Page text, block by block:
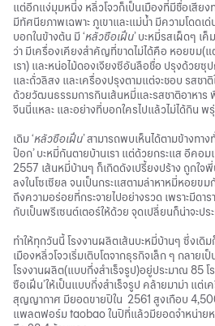
แต่อีกแง่มุมหนึ่ง หลิ่วโจวก็เป็นเมืองที่มีชื่อเสีย
มีทัศนียภาพเฉพาะ ภูเขาและแม่น้ำ มีความโดดเ
บอกในข้างต้น มี ‘หลัวซือเฝิ่น’ บะหมี่รสเผ็ดๆ เ
ว่า มีเครื่องเคียงสำคัญที่ขาดไม่ได้คือ หอยขม(
เรา) และหน่อไม้ดองเจียงซีอันลือชื่อ ปรุงด้วยซุ
และถั่วลิสง และเครื่องปรุงตามแต่จะชอบ รสชา
ด้วยวัฒนธรรมการกินเส้นหมี่และรสชาติอาหาร
จีนนี่แหละ และอย่างที่บอกใครไปแล้วไม่ได้กิน พ
เดิม ‘หลัวซือเฝิ่น’ สามารถพบเห็นได้ตามข้างทา
ป๊อก’ บะหมี่กันตายบ้านเรา แต่ด้วยกระแส อีคอม
2557 เส้นหมี่บ้านๆ ก็เกิดดังเปรี้ยงปร้าง ถูกใจ
ลงในโซเซียล จนเป็นกระแสตามล่าหาหมี่หอยข
ถึงความอร่อยที่กระจายไปอย่างรวด เพราะมีด
กับเป็นพรีเซนต์เตอร์ให้ด้วย จุดเปลี่ยนก็น่าจะปร
ทำให้ทุกวันนี้ โรงงานผลิตเส้นบะหมี่บ้านๆ ซึ่งเดิ
เมืองหลิ่วโจวเริ่มเติบโตจากธุรกิจเล็ก ๆ กลาย
โรงงานผลิต(แบบกึ่งสำเร็จรูป)อยู่ประมาณ 85 โ
ซือเฝิ่น’ให้เป็นแบบกึ่งสำเร็จรูป คล้ายมาม่า แต่
สุญญากาศ มียอดขายปีใน 2561 สูงเกือบ
แพลตฟอร์ม taobao ในปีที่แล้วมียอดจำหน่าย